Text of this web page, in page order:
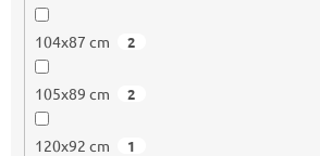
104x87 cm 2
105x89 cm 2
120x92 cm 1